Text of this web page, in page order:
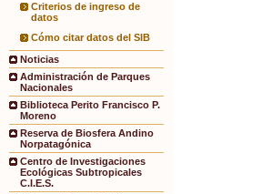
Criterios de ingreso de
datos
Cómo citar datos del SIB
Noticias
Administración de Parques
Nacionales
Biblioteca Perito Francisco P.
Moreno
Reserva de Biosfera Andino
Norpatagónica
Centro de Investigaciones
Ecológicas Subtropicales
C.I.E.S.